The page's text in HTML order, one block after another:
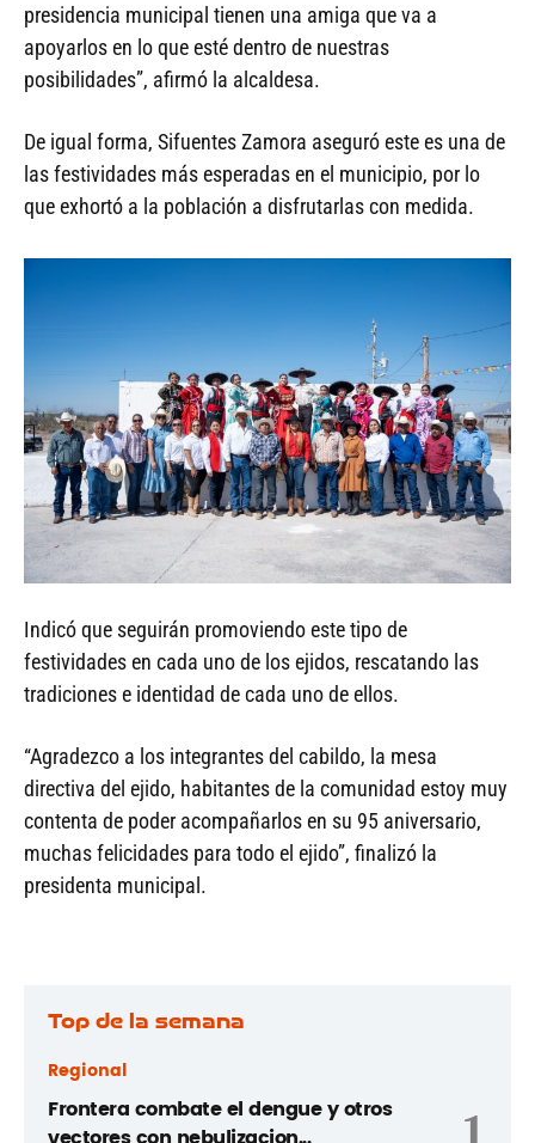
presidencia municipal tienen una amiga que va a
apoyarlos en lo que esté dentro de nuestras
posibilidades”, afirmó la alcaldesa.
De igual forma, Sifuentes Zamora aseguró este es una de
las festividades más esperadas en el municipio, por lo
que exhortó a la población a disfrutarlas con medida.
Indicó que seguirán promoviendo este tipo de
festividades en cada uno de los ejidos, rescatando las
tradiciones e identidad de cada uno de ellos.
“Agradezco a los integrantes del cabildo, la mesa
directiva del ejido, habitantes de la comunidad estoy muy
contenta de poder acompañarlos en su 95 aniversario,
muchas felicidades para todo el ejido”, finalizó la
presidenta municipal.
Top de la semana
Regional
Frontera combate el dengue y otros
1